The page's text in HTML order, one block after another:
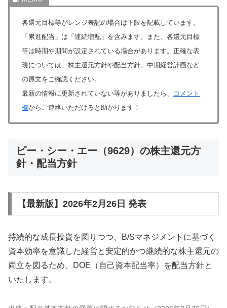
各還元目標等がレンジ表記の場合は下限を記載しています。
「累進配当」は「連続増配」を含みます。また、各還元目標
等は時期や期間が設定されている場合があります。正確な表
現については、株主還元方針や配当方針、中期経営計画など
の原文をご確認ください。
最新の情報に更新されていない等がありましたら、
コメント
欄からご連絡いただけると助かります！
ピー・シー・エー（9629）の株主還元方
針・配当方針
【最新版】2026年2月26日 発表
持続的な成長投資を図りつつ、B/Sマネジメントに基づく
資本効率を意識した経営と安定的かつ継続的な株主還元の
両立を図るため、DOE（自己資本配当率）を配当方針と
いたします。